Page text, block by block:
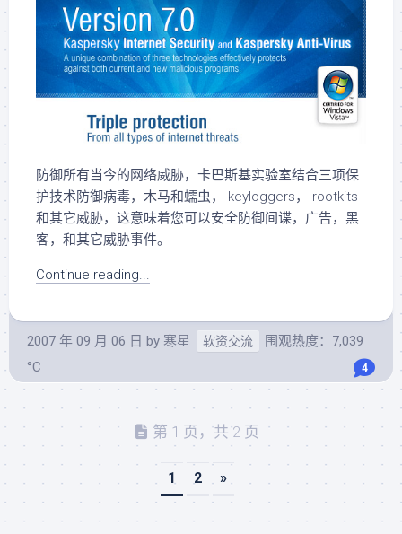
防御所有当今的网络威胁，卡巴斯基实验室结合三项保
护技术防御病毒，木马和蠕虫， keyloggers， rootkits
和其它威胁，这意味着您可以安全防御间谍，广告，黑
客，和其它威胁事件。
Continue reading...
2007 年 09 月 06 日 by 寒星 软资交流
围观热度：7,039
°C
4
第 1 页，共 2 页
1 2 »